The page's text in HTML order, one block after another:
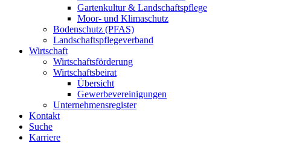
Gartenkultur & Landschaftspflege
Moor- und Klimaschutz
Bodenschutz (PFAS)
Landschaftspflegeverband
Wirtschaft
Wirtschaftsförderung
Wirtschaftsbeirat
Übersicht
Gewerbevereinigungen
Unternehmensregister
Kontakt
Suche
Karriere